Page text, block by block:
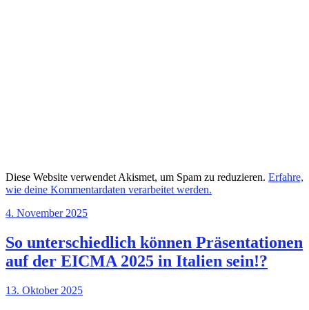
Diese Website verwendet Akismet, um Spam zu reduzieren. Erfahre,
wie deine Kommentardaten verarbeitet werden.
4. November 2025
So unterschiedlich können Präsentationen
auf der EICMA 2025 in Italien sein!?
13. Oktober 2025